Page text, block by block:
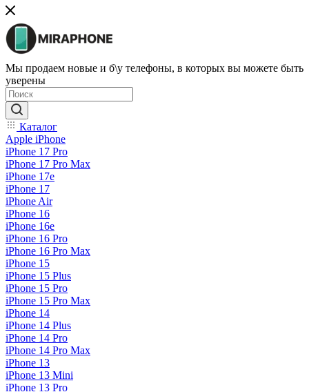
Мы продаем новые и б\у телефоны, в которых вы можете быть
уверены
Каталог
Apple iPhone
iPhone 17 Pro
iPhone 17 Pro Max
iPhone 17e
iPhone 17
iPhone Air
iPhone 16
iPhone 16e
iPhone 16 Pro
iPhone 16 Pro Max
iPhone 15
iPhone 15 Plus
iPhone 15 Pro
iPhone 15 Pro Max
iPhone 14
iPhone 14 Plus
iPhone 14 Pro
iPhone 14 Pro Max
iPhone 13
iPhone 13 Mini
iPhone 13 Pro